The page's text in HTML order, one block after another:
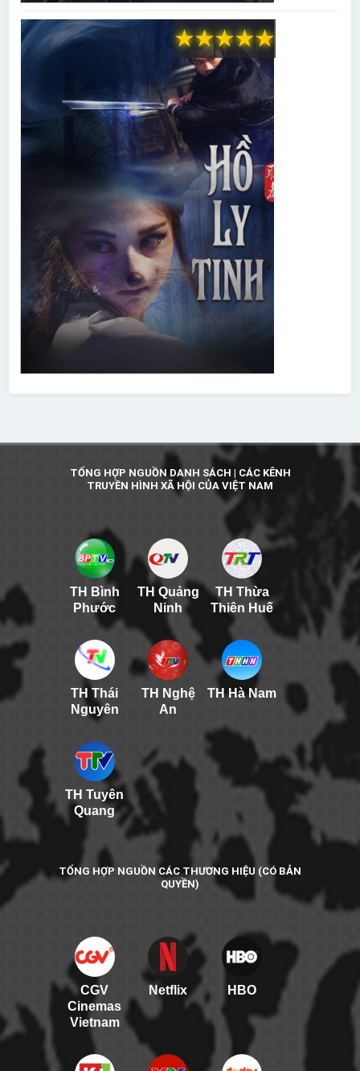
★
★
★
★
★
TỔNG HỢP NGUỒN DANH SÁCH | CÁC KÊNH
TRUYỀN HÌNH XÃ HỘI CỦA VIỆT NAM
TH Bình
Phước
TH Quảng
Ninh
TH Thừa
Thiên Huế
TH Thái
Nguyên
TH Nghệ
An
TH Hà Nam
TH Tuyên
Quang
TỔNG HỢP NGUỒN CÁC THƯƠNG HIỆU (CÓ BẢN
QUYỀN)
CGV
Cinemas
Vietnam
Netflix HBO